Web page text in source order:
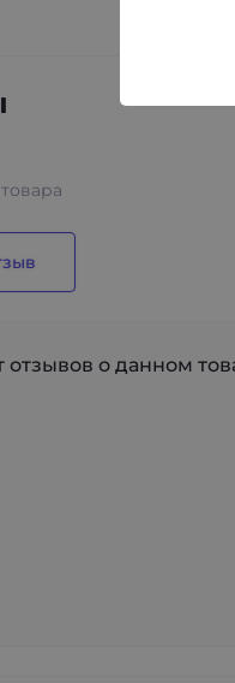
отзывов о данном